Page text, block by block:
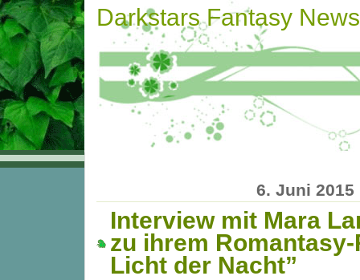
Darkstars Fantasy News
6. Juni 2015
Interview mit Mara
zu ihrem Romantasy-
Licht der Nacht”